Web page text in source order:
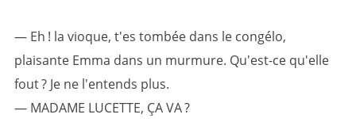
— Eh ! la vioque, t'es tombée dans le congélo,
plaisante Emma dans un murmure. Qu'est-ce qu'elle
fout ? Je ne l'entends plus.
— MADAME LUCETTE, ÇA VA ?